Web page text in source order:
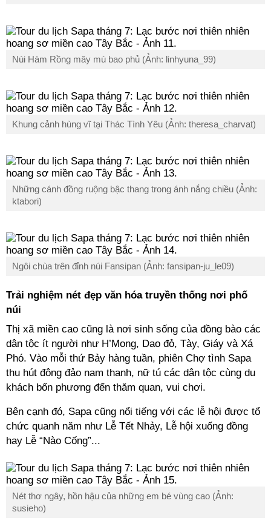
Núi Hàm Rồng mây mù bao phủ (Ảnh: linhyuna_99)
Khung cảnh hùng vĩ tại Thác Tình Yêu (Ảnh: theresa_charvat)
Những cánh đồng ruộng bậc thang trong ánh nắng chiều (Ảnh:
ktabori)
Ngôi chùa trên đỉnh núi Fansipan (Ảnh: fansipan-ju_le09)
Trải nghiệm nét đẹp văn hóa truyền thống nơi phố
núi
Thị xã miền cao cũng là nơi sinh sống của đồng bào các
dân tộc ít người như H’Mong, Dao đỏ, Tày, Giáy và Xá
Phó. Vào mỗi thứ Bảy hàng tuần, phiên Chợ tình Sapa
thu hút đông đảo nam thanh, nữ tú các dân tộc cùng du
khách bốn phương đến thăm quan, vui chơi.
Bên cạnh đó, Sapa cũng nổi tiếng với các lễ hội được tổ
chức quanh năm như Lễ Tết Nhảy, Lễ hội xuống đồng
hay Lễ “Nào Cống”...
Nét thơ ngây, hồn hậu của những em bé vùng cao (Ảnh:
susieho)